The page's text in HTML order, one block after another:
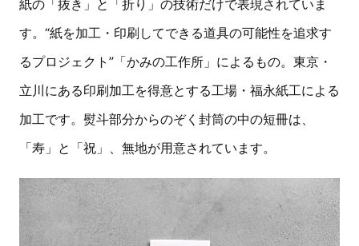
紙の「抜き」と「折り」の技術だけで表現されていま
す。“紙を加工・印刷してできる道具の可能性を追求す
るプロジェクト”「かみの工作所」によるもの。東京・
立川にある印刷加工を得意とする工場・福永紙工による
加工です。熨斗部分からのぞく封筒の中の短冊は、
「寿」と「祝」、無地が用意されています。